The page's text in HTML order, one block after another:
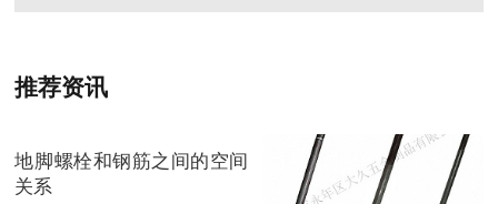
推荐资讯
地脚螺栓和钢筋之间的空间
关系